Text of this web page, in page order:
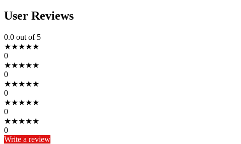
User Reviews
0.0 out of 5
★★★★★
0
★★★★★
0
★★★★★
0
★★★★★
0
★★★★★
0
Write a review